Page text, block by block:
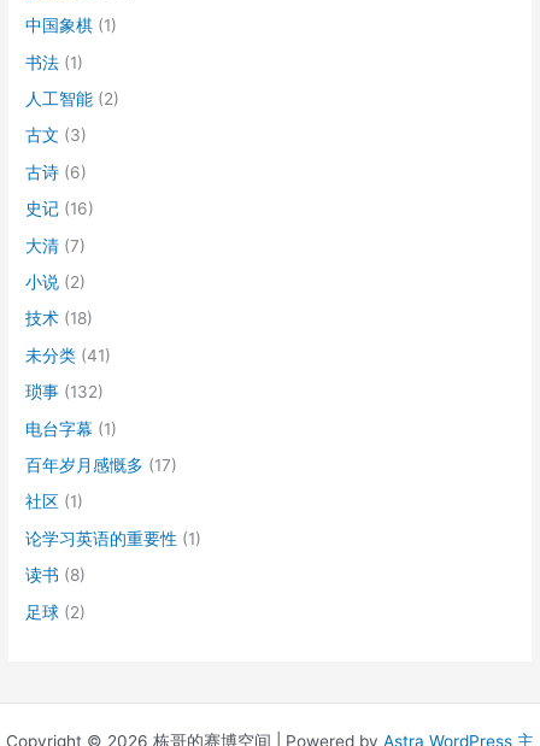
中国象棋 (1)
书法 (1)
人工智能 (2)
古文 (3)
古诗 (6)
史记 (16)
大清 (7)
小说 (2)
技术 (18)
未分类 (41)
琐事 (132)
电台字幕 (1)
百年岁月感慨多 (17)
社区 (1)
论学习英语的重要性 (1)
读书 (8)
足球 (2)
Copyright © 2026 栋哥的赛博空间 | Powered by Astra WordPress 主